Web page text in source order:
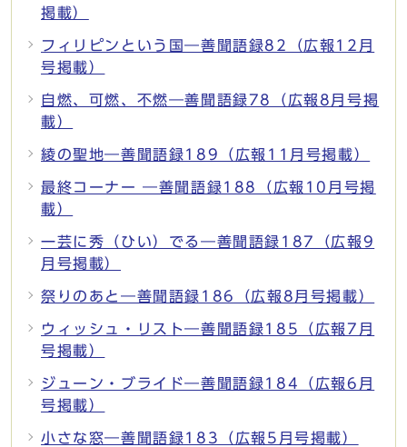
掲載）
フィリピンという国―善聞語録82（広報12月
号掲載）
自燃、可燃、不燃―善聞語録78（広報8月号掲
載）
綾の聖地―善聞語録189（広報11月号掲載）
最終コーナー ―善聞語録188（広報10月号掲
載）
一芸に秀（ひい）でる―善聞語録187（広報9
月号掲載）
祭りのあと―善聞語録186（広報8月号掲載）
ウィッシュ・リスト―善聞語録185（広報7月
号掲載）
ジューン・ブライド―善聞語録184（広報6月
号掲載）
小さな窓―善聞語録183（広報5月号掲載）